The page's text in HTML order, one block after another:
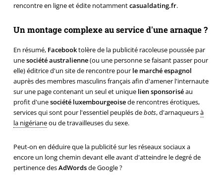
rencontre en ligne et édite notammentcasualdating.fr.
Un montage complexe au service d'une arnaque ?
En résumé, Facebooktolère de la publicité racoleuse poussée par
unesociété australienne(ou une personne se faisant passer pour
elle) éditrice d'un site de rencontre pour le marché espagnol
auprès des membres masculins français afin d'amener l'internaute
sur une page contenant un seul et unique lien sponsoriséau
profit d'unesociété luxembourgeoisede rencontres érotiques,
services qui sont pour l'essentiel peuplés debots, d'arnaqueursà
la nigérianeou de travailleuses du sexe.
Peut-on en déduire que la publicité sur les réseaux sociaux a
encore un long chemin devant elle avant d'atteindre le degré de
pertinence desAdWordsde Google ?